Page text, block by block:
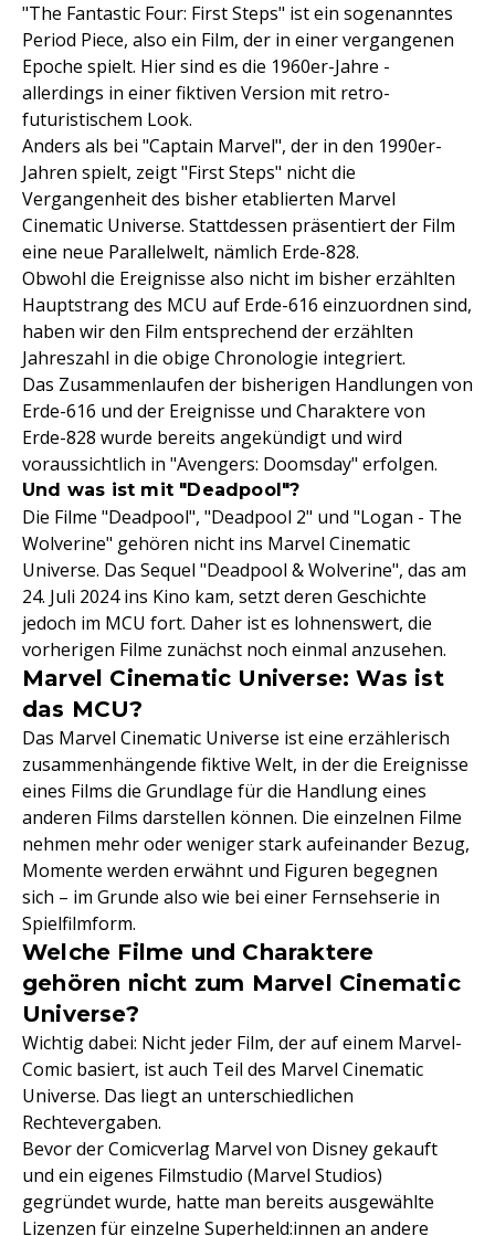
"The Fantastic Four: First Steps" ist ein sogenanntes
Period Piece, also ein Film, der in einer vergangenen
Epoche spielt. Hier sind es die 1960er-Jahre -
allerdings in einer fiktiven Version mit retro-
futuristischem Look.
Anders als bei "Captain Marvel", der in den 1990er-
Jahren spielt, zeigt "First Steps" nicht die
Vergangenheit des bisher etablierten Marvel
Cinematic Universe. Stattdessen präsentiert der Film
eine neue Parallelwelt, nämlich Erde-828.
Obwohl die Ereignisse also nicht im bisher erzählten
Hauptstrang des MCU auf Erde-616 einzuordnen sind,
haben wir den Film entsprechend der erzählten
Jahreszahl in die obige Chronologie integriert.
Das Zusammenlaufen der bisherigen Handlungen von
Erde-616 und der Ereignisse und Charaktere von
Erde-828 wurde bereits angekündigt und wird
voraussichtlich in "Avengers: Doomsday" erfolgen.
Und was ist mit "Deadpool"?
Die Filme "Deadpool", "Deadpool 2" und "Logan - The
Wolverine" gehören nicht ins Marvel Cinematic
Universe. Das Sequel "Deadpool & Wolverine", das am
24. Juli 2024 ins Kino kam, setzt deren Geschichte
jedoch im MCU fort. Daher ist es lohnenswert, die
vorherigen Filme zunächst noch einmal anzusehen.
Marvel Cinematic Universe: Was ist
das MCU?
Das Marvel Cinematic Universe ist eine erzählerisch
zusammenhängende fiktive Welt, in der die Ereignisse
eines Films die Grundlage für die Handlung eines
anderen Films darstellen können. Die einzelnen Filme
nehmen mehr oder weniger stark aufeinander Bezug,
Momente werden erwähnt und Figuren begegnen
sich – im Grunde also wie bei einer Fernsehserie in
Spielfilmform.
Welche Filme und Charaktere
gehören nicht zum Marvel Cinematic
Universe?
Wichtig dabei: Nicht jeder Film, der auf einem Marvel-
Comic basiert, ist auch Teil des Marvel Cinematic
Universe. Das liegt an unterschiedlichen
Rechtevergaben.
Bevor der Comicverlag Marvel von Disney gekauft
und ein eigenes Filmstudio (Marvel Studios)
gegründet wurde, hatte man bereits ausgewählte
Lizenzen für einzelne Superheld:innen an andere